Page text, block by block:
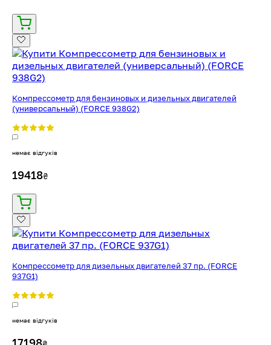
Компрессометр для бензиновых и дизельных двигателей
(универсальный) (FORCE 938G2)
немає відгуків
19418₴
Компрессометр для дизельных двигателей 37 пр. (FORCE
937G1)
немає відгуків